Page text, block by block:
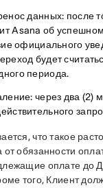
данных: после
Asana об
официального
будет
периода.
через два (2)
что такое
обязанности
оплате до
того, Клиент